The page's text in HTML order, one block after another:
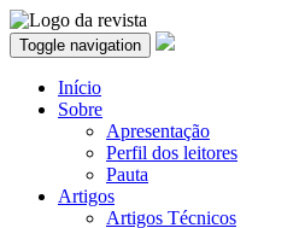
Toggle navigation
Início
Sobre
Apresentação
Perfil dos leitores
Pauta
Artigos
Artigos Técnicos